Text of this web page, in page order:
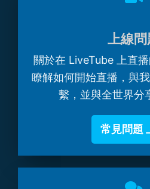
上線問
關於在 LiveTube 上直播
瞭解如何開始直播，與
繫，並與全世界分
常見問題